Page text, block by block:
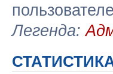
Легенда: